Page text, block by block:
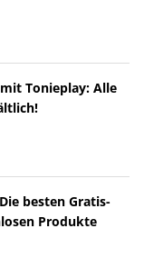
Tonieplay: Alle
besten Gratis-
Produkte